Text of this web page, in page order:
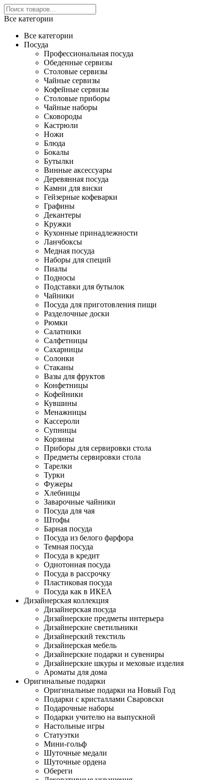
Все категории
Все категории
Посуда
Профессиональная посуда
Обеденные сервизы
Столовые сервизы
Чайные сервизы
Кофейные сервизы
Столовые приборы
Чайные наборы
Сковороды
Кастрюли
Ножи
Блюда
Бокалы
Бутылки
Винные аксессуары
Деревянная посуда
Камни для виски
Гейзерные кофеварки
Графины
Декантеры
Кружки
Кухонные принадлежности
Ланчбоксы
Медная посуда
Наборы для специй
Пиалы
Подносы
Подставки для бутылок
Чайники
Посуда для приготовления пищи
Разделочные доски
Рюмки
Салатники
Салфетницы
Сахарницы
Солонки
Стаканы
Вазы для фруктов
Конфетницы
Кофейники
Кувшины
Менажницы
Кассероли
Супницы
Корзины
Приборы для сервировки стола
Предметы сервировки стола
Тарелки
Турки
Фужеры
Хлебницы
Заварочные чайники
Посуда для чая
Штофы
Барная посуда
Посуда из белого фарфора
Темная посуда
Посуда в кредит
Однотонная посуда
Посуда в рассрочку
Пластиковая посуда
Посуда как в ИКЕА
Дизайнерская коллекция
Дизайнерская посуда
Дизайнерские предметы интерьера
Дизайнерские светильники
Дизайнерский текстиль
Дизайнерская мебель
Дизайнерские подарки и сувениры
Дизайнерские шкуры и меховые изделия
Ароматы для дома
Оригинальные подарки
Оригинальные подарки на Новый Год
Подарки с кристаллами Сваровски
Подарочные наборы
Подарки учителю на выпускной
Настольные игры
Статуэтки
Мини-гольф
Шуточные медали
Шуточные ордена
Обереги